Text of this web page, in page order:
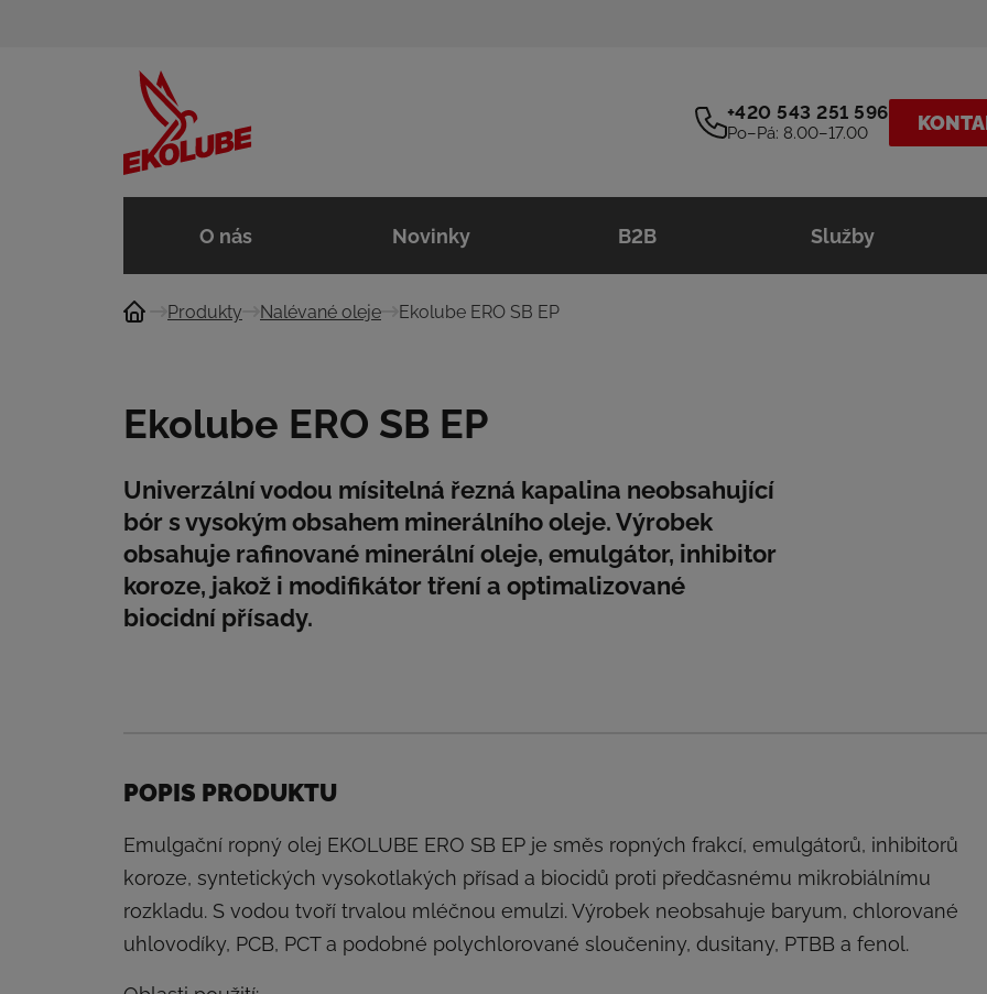
+420 543 251 596
Po–Pá: 8.00–17.00
O nás Novinky B2B Služby
Produkty Nalévané oleje Ekolube ERO SB EP
Ekolube ERO SB EP
Univerzální vodou mísitelná řezná kapalina neobsahující
bór s vysokým obsahem minerálního oleje. Výrobek
obsahuje rafinované minerální oleje, emulgátor, inhibitor
koroze, jakož i modifikátor tření a optimalizované
biocidní přísady.
POPIS PRODUKTU
Emulgační ropný olej EKOLUBE ERO SB EP je směs ropných frakcí, emulgátorů, inhibitorů
koroze, syntetických vysokotlakých přísad a biocidů proti předčasnému mikrobiálnímu
rozkladu. S vodou tvoří trvalou mléčnou emulzi. Výrobek neobsahuje baryum, chlorované
uhlovodíky, PCB, PCT a podobné polychlorované sloučeniny, dusitany, PTBB a fenol.